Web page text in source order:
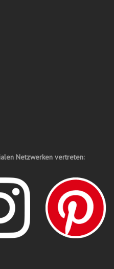
Netzwerken vertreten: